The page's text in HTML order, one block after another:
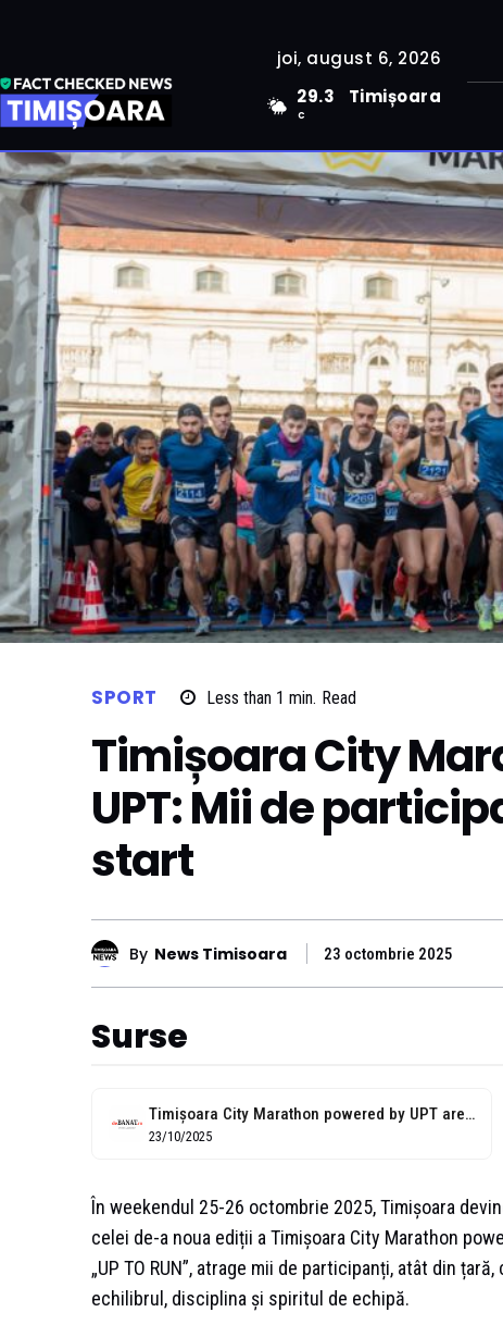
joi, august 6, 2026
29.3
C
Timișoara
SPORT Less than 1 min. Read
Timișoara City
UPT: Mii de
start
By News Timisoara 23 octombrie 2025
Surse
Timișoara City Marathon powered by UPT are loc în weekend. Vezi aici...
23/10/2025
În weekendul 25-26 octombrie 2025, Timișoara
celei de-a noua ediții a Timișoara City Marathon
„UP TO RUN”, atrage mii de participanți, atât din
echilibrul, disciplina și spiritul de echipă.